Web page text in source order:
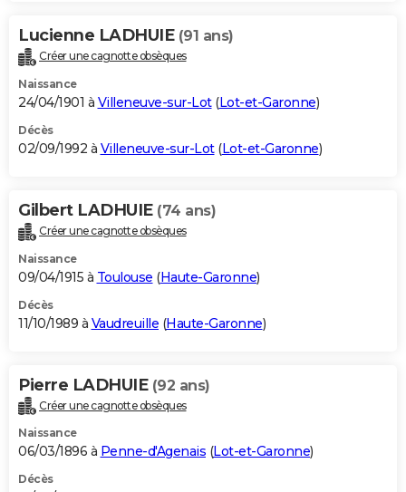
Lucienne LADHUIE (91 ans)
Créer une cagnotte obsèques
Naissance
24/04/1901 à Villeneuve-sur-Lot(Lot-et-Garonne)
Décès
02/09/1992 à Villeneuve-sur-Lot(Lot-et-Garonne)
Gilbert LADHUIE (74 ans)
Créer une cagnotte obsèques
Naissance
09/04/1915 à Toulouse (Haute-Garonne)
Décès
11/10/1989 à Vaudreuille (Haute-Garonne)
Pierre LADHUIE (92 ans)
Créer une cagnotte obsèques
Naissance
06/03/1896 à Penne-d'Agenais (Lot-et-Garonne)
Décès